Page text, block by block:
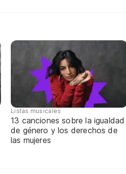
Listas musicales
13 canciones sobre la igualdad
de género y los derechos de
las mujeres